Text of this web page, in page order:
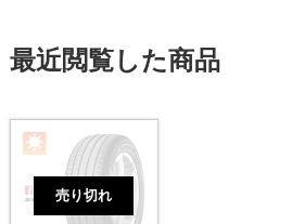
最近閲覧した商品
売り切れ